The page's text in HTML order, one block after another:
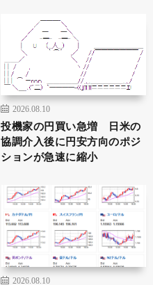
2026.08.10
投機家の円買い急増 日米の
協調介入後に円安方向のポジ
ションが急速に縮小
2026.08.10